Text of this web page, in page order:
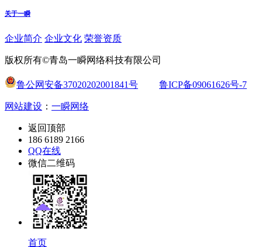
关于一瞬
企业简介 企业文化 荣誉资质
版权所有©青岛一瞬网络科技有限公司
鲁公网安备37020202001841号 鲁ICP备09061626号-7
网站建设 ： 一瞬网络
返回顶部
186 6189 2166
QQ在线
微信二维码
首页